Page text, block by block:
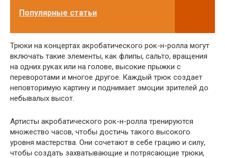
Популярные статьи
Трюки на концертах акробатического рок-н-ролла могут
включать такие элементы, как флипы, сальто, вращения
на одних руках или на голове, высокие прыжки с
переворотами и многое другое. Каждый трюк создает
неповторимую картину и поднимает эмоции зрителей до
небывалых высот.
Артисты акробатического рок-н-ролла тренируются
множество часов, чтобы достичь такого высокого
уровня мастерства. Они сочетают в себе грацию и силу,
чтобы создать захватывающие и потрясающие трюки,